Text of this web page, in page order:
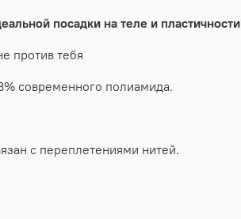
посадки на теле и
против тебя
современного полиамида.
с переплетениями нитей.